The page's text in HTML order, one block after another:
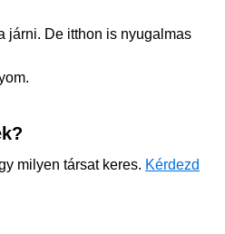
járni. De itthon is nyugalmas
milyen társat keres. Kérdezd